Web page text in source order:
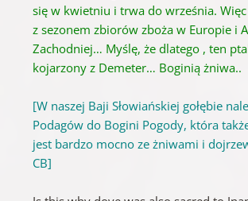
się w kwietniu i trwa do września.
z sezonem zbiorów zboża w Europie i
Zachodniej… Myślę, że dlatego , ten
kojarzony z Demeter… Boginią żniwa..
[W naszej Baji Słowiańskiej gołębie
Podagów do Bogini Pogody, która
jest bardzo mocno ze żniwami i
CB]